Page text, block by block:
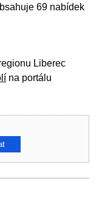
69 nabídek
Liberec
na portálu